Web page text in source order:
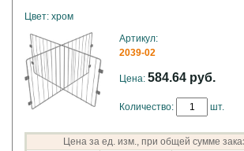
Цвет: хром
Артикул:
2039-02
Цена: 584.64 руб.
Количество: шт.
Цена за ед. изм., при общей сумме